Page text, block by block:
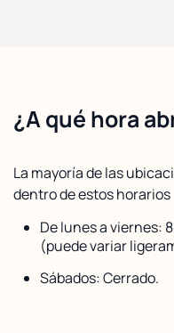
¿A qué hora
La mayoría de las
dentro de estos horarios
De lunes a viernes:
(puede variar
Sábados: Cerrado.